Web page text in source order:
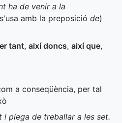
ha de venir a la
amb la preposició de)
tant, així doncs, així que,
a conseqüència, per tal
plega de treballar a les set.